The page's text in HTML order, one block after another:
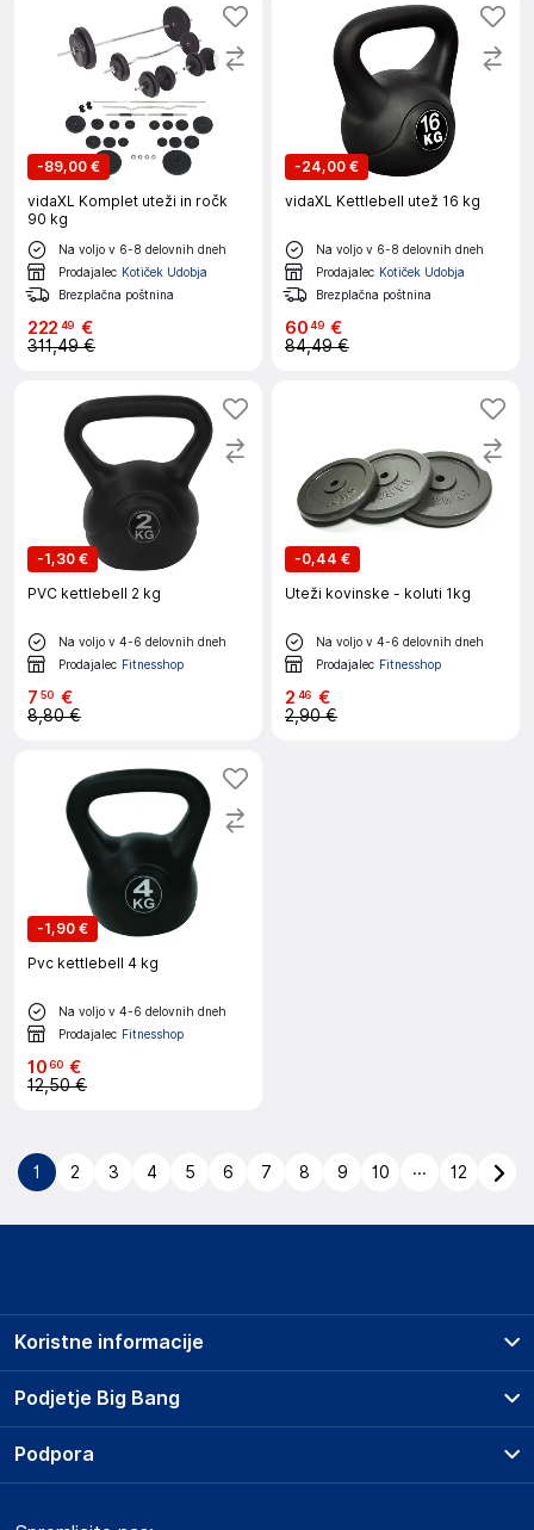
-89,00 €
vidaXL Komplet uteži in ročk
90 kg
Na voljo v 6-8 delovnih dneh
Prodajalec Kotiček Udobja
Brezplačna poštnina
222 49 €
311,49 €
-24,00 €
vidaXL Kettlebell utež 16 kg
Na voljo v 6-8 delovnih dneh
Prodajalec Kotiček Udobja
Brezplačna poštnina
6049 €
84,49 €
-1,30 €
PVC kettlebell 2 kg
Na voljo v 4-6 delovnih dneh
Prodajalec Fitnesshop
7 50 €
8,80 €
-0,44 €
Uteži kovinske - koluti 1kg
Na voljo v 4-6 delovnih dneh
Prodajalec Fitnesshop
2 46 €
2,90 €
-1,90 €
Pvc kettlebell 4 kg
Na voljo v 4-6 delovnih dneh
Prodajalec Fitnesshop
1060 €
12,50 €
1 2 3 4 5 6 7 8 9 10 ... 12
Podjetje Big Bang
O podjetju
Koristne informacije
Prodajna mesta
Storitve
Dostava, vnos in odvoz
Načini plačila
Podpora